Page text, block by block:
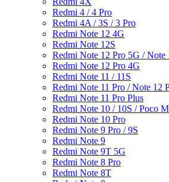
Redmi 4 / 4 Pro
Redmi 4A / 3S / 3 Pro
Redmi Note 12 4G
Redmi Note 12S
Redmi Note 12 Pro 5G / Note
Redmi Note 12 Pro 4G
Redmi Note 11 / 11S
Redmi Note 11 Pro / Note 12
Redmi Note 11 Pro Plus
Redmi Note 10 / 10S / Poco
Redmi Note 10 Pro
Redmi Note 9 Pro / 9S
Redmi Note 9
Redmi Note 9T 5G
Redmi Note 8 Pro
Redmi Note 8T